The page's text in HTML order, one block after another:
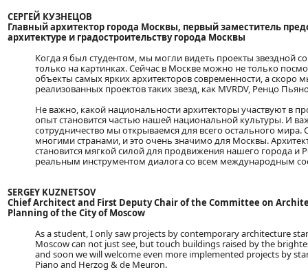
СЕРГЕЙ КУЗНЕЦОВ
Главный архитектор города Москвы, первый заместитель
архитектуре и градостроительству города Москвы
Когда я был студентом, мы могли видеть проекты звездной
только на картинках. Сейчас в Москве можно не только
объекты самых ярких архитекторов современности, а
реализованных проектов таких звезд, как MVRDV, Ренцо
Не важно, какой национальности архитекторы участвуют в
опыт становится частью нашей национальной культуры. И
сотрудничество мы открываемся для всего остального
многими странами, и это очень значимо для Москвы.
становится мягкой силой для продвижения нашего города и
реальным инструментом диалога со всем международным
SERGEY KUZNETSOV
Chief Architect and First Deputy Chair of the Committee on
Planning of the City of Moscow
As a student, I only saw projects by contemporary architecture
Moscow can not just see, but touch buildings raised by the
and soon we will welcome even more implemented projects by
Piano and Herzog & de Meuron.